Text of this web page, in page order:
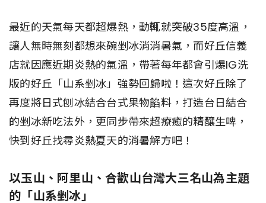
最近的天氣每天都超爆熱，動輒就突破35度高溫，
讓人無時無刻都想來碗剉冰消消暑氣，而好丘信義
店就因應近期炎熱的氣溫，帶著每年都會引爆IG洗
版的好丘「山系剉冰」強勢回歸啦！這次好丘除了
再度將日式刨冰結合台式果物餡料，打造台日結合
的剉冰新吃法外，更同步帶來超療癒的精釀生啤，
快到好丘找尋炎熱夏天的消暑解方吧！
以玉山、阿里山、合歡山台灣大三名山為主題
的「山系剉冰」